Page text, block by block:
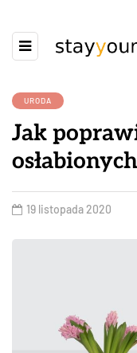
URODA
Jak
19 listopada 2020